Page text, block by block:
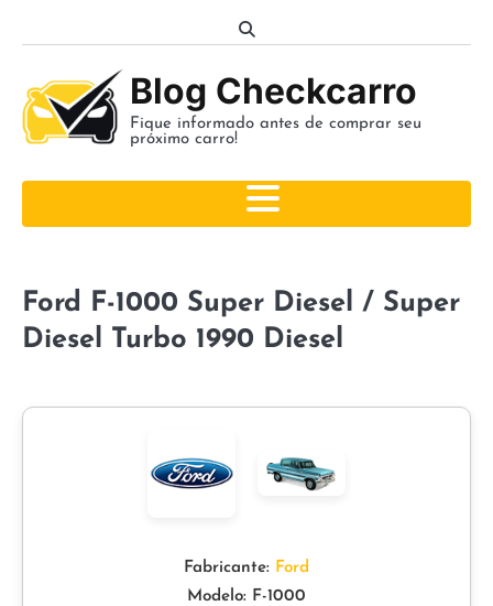
Blog Checkcarro
Fique informado antes de comprar seu
próximo carro!
Ford F-1000 Super Diesel / Super
Diesel Turbo 1990 Diesel
Fabricante: Ford
Modelo: F-1000